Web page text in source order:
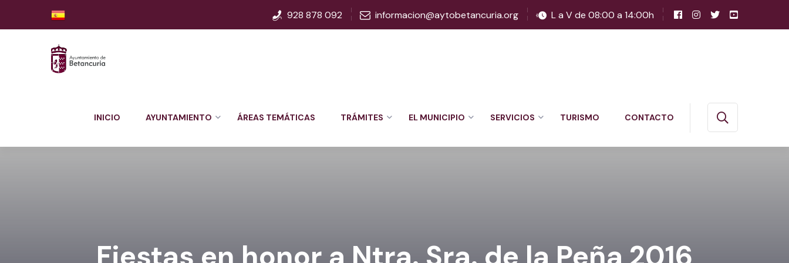
928 878 092 informacion@aytobetancuria.org L a V de 08:00 a 14:00h
INICIO AYUNTAMIENTO ÁREAS TEMÁTICAS TRÁMITES EL MUNICIPIO SERVICIOS TURISMO CONTACTO